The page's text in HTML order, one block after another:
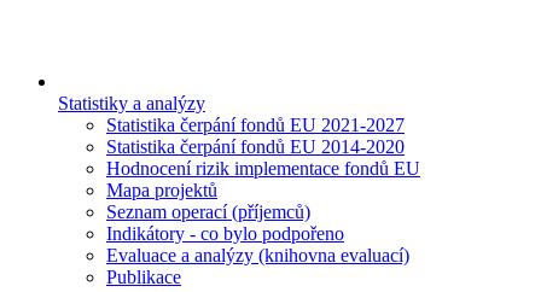
Statistiky a analýzy
Statistika čerpání fondů EU 2021-2027
Statistika čerpání fondů EU 2014-2020
Hodnocení rizik implementace fondů EU
Mapa projektů
Seznam operací (příjemců)
Indikátory - co bylo podpořeno
Evaluace a analýzy (knihovna evaluací)
Publikace